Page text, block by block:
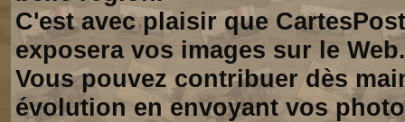
C'est avec plaisir que
exposera vos images sur le Web.
Vous pouvez contribuer dès
évolution en envoyant vos